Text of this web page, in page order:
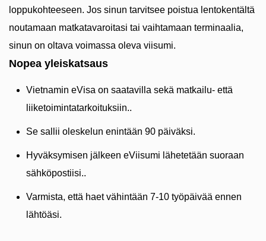
loppukohteeseen. Jos sinun tarvitsee poistua lentokentältä
noutamaan matkatavaroitasi tai vaihtamaan terminaalia,
sinun on oltava voimassa oleva viisumi.
Nopea yleiskatsaus
Vietnamin eVisa on saatavilla sekä matkailu- että
liiketoimintatarkoituksiin..
Se sallii oleskelun enintään 90 päiväksi.
Hyväksymisen jälkeen eViisumi lähetetään suoraan
sähköpostiisi..
Varmista, että haet vähintään 7-10 työpäivää ennen
lähtöäsi.